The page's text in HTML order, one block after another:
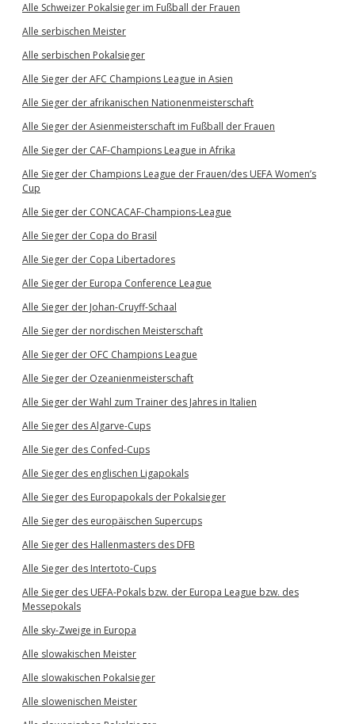
Alle Schweizer Pokalsieger im Fußball der Frauen
Alle serbischen Meister
Alle serbischen Pokalsieger
Alle Sieger der AFC Champions League in Asien
Alle Sieger der afrikanischen Nationenmeisterschaft
Alle Sieger der Asienmeisterschaft im Fußball der Frauen
Alle Sieger der CAF-Champions League in Afrika
Alle Sieger der Champions League der Frauen/des UEFA Women’s
Cup
Alle Sieger der CONCACAF-Champions-League
Alle Sieger der Copa do Brasil
Alle Sieger der Copa Libertadores
Alle Sieger der Europa Conference League
Alle Sieger der Johan-Cruyff-Schaal
Alle Sieger der nordischen Meisterschaft
Alle Sieger der OFC Champions League
Alle Sieger der Ozeanienmeisterschaft
Alle Sieger der Wahl zum Trainer des Jahres in Italien
Alle Sieger des Algarve-Cups
Alle Sieger des Confed-Cups
Alle Sieger des englischen Ligapokals
Alle Sieger des Europapokals der Pokalsieger
Alle Sieger des europäischen Supercups
Alle Sieger des Hallenmasters des DFB
Alle Sieger des Intertoto-Cups
Alle Sieger des UEFA-Pokals bzw. der Europa League bzw. des
Messepokals
Alle sky-Zweige in Europa
Alle slowakischen Meister
Alle slowakischen Pokalsieger
Alle slowenischen Meister